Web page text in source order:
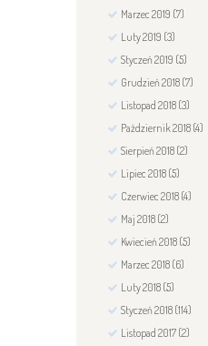
Marzec2019 (7)
Luty2019 (3)
Styczeń2019 (5)
Grudzień2018 (7)
Listopad2018 (3)
Październik2018 (4)
Sierpień2018 (2)
Lipiec2018 (5)
Czerwiec2018 (4)
Maj2018 (2)
Kwiecień2018 (5)
Marzec2018 (6)
Luty2018 (5)
Styczeń2018 (114)
Listopad2017 (2)